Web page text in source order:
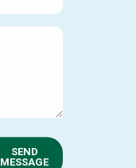
SEND
MESSAGE